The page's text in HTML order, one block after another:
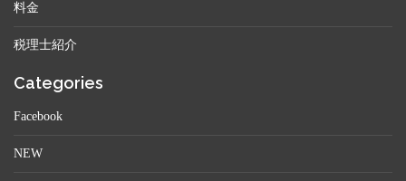
料金
税理士紹介
Categories
Facebook
NEW